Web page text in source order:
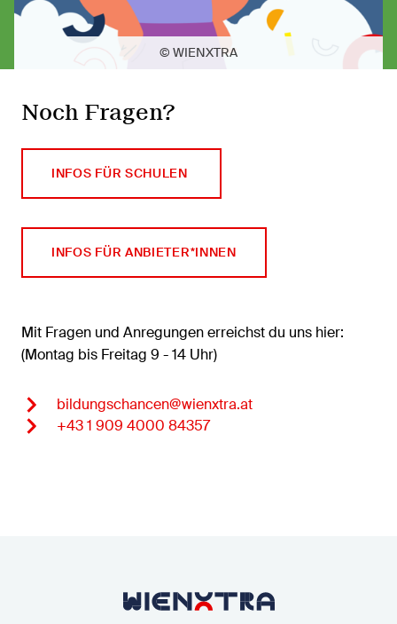
Noch Fragen?
INFOS FÜR SCHULEN
INFOS FÜR ANBIETER*INNEN
Mit Fragen und Anregungen erreichst du uns hier:
(Montag bis Freitag 9 - 14 Uhr)
bildungschancen@wienxtra.at
+43 1 909 4000 84357
© WIENXTRA
Zurück zur Startseite